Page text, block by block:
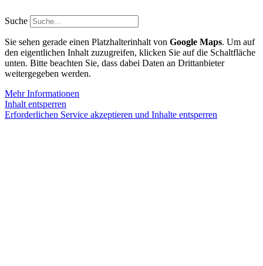
Inhalt
springen
Suche
Sie sehen gerade einen Platzhalterinhalt von Google Maps. Um auf
den eigentlichen Inhalt zuzugreifen, klicken Sie auf die Schaltfläche
unten. Bitte beachten Sie, dass dabei Daten an Drittanbieter
weitergegeben werden.
Mehr Informationen
Inhalt entsperren
Erforderlichen Service akzeptieren und Inhalte entsperren